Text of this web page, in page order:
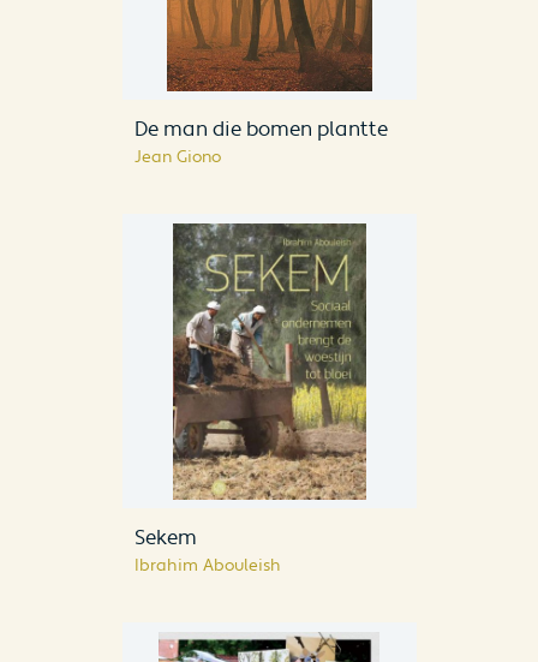
De man die bomen plantte
Jean Giono
Sekem
Ibrahim Abouleish